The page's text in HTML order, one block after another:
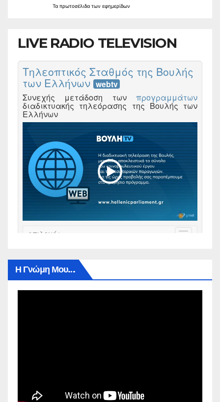
Τα πρωτοσέλιδα των εφημερίδων
LIVE RADIO TELEVISION
Η Γνώμη Μου…